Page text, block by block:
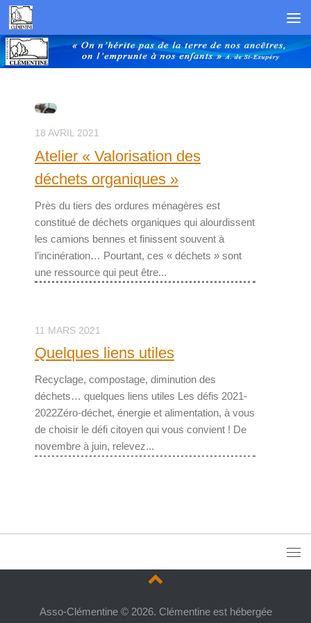
Skip to content
18 AVRIL 2021
Atelier « Valorisation des
déchets organiques »
Près du tiers des ordures ménagères est
constitué de déchets organiques qui alourdissent
les camions bennes et finissent souvent à
l’incinération… Pourtant, ces « déchets » sont
une ressource qui peut être...
11 MARS 2021
Quelques liens utiles
Recyclage, compostage, diminution des
déchets… quelques liens utiles Les défis 2021-
2022Zéro-déchet, énergie et alimentation, à vous
de choisir le défi citoyen qui vous convient ! De
novembre à juin, relevez...
Asso-Clémentine © 2026. Clémentine est hébergée